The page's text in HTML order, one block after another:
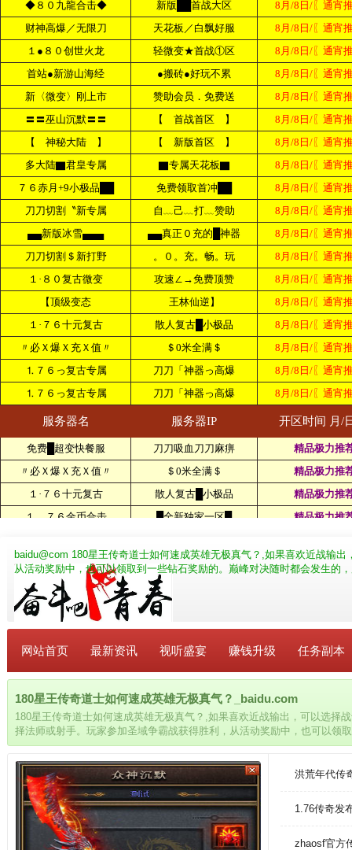
baidu@com 180星王传奇道士如何速成英雄无极真气？,如果喜欢近战输
从活动奖励中，也可以领取到一些钻石奖励的。巅峰对决随时都会发生的
网站首页 最新资讯 视听盛宴 赚钱升级 任务副本
180星王传奇道士如何速成英雄无极真气？_baidu.com
180星王传奇道士如何速成英雄无极真气？,如果喜欢近战输出，可以选择
择法师或射手。玩家参加圣域争霸战获得胜利，从活动奖励中，也可以领
会发生的，所有的玩家都有资格参与其中，和各路高手去较量一番。
洪荒年代传
1.76传奇发
zhaosf官方